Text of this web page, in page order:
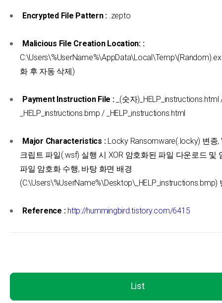
Encrypted File Pattern : .zepto
Malicious File Creation Location: :
화 후 자동 삭제)
Payment Instruction File :_(숫자)_HELP_instructions.html
_HELP_instructions.bmp / _HELP_instructions.html
Major Characteristics :Locky Ransomware(.locky) 변종,
크립트 파일(.wsf) 실행 시 XOR 암호화된 파일 다운로드 및
파일 암호화 수행, 바탕 화면 배경
(C:\Users\%UserName%\Desktop\_HELP_instructions.bmp)
Reference : http://hummingbird.tistory.com/6415
List